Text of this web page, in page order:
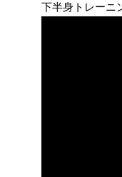
下半身トレーニ